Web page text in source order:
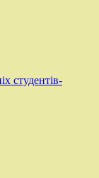
студентів-